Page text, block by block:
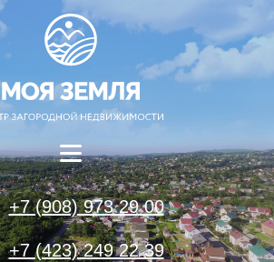
+7 (908) 973 29 00
+7 (423) 249 22 39